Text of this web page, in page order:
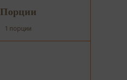
Порции
1 порции